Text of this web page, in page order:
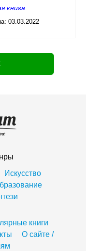
книга
03.03.2022
Искусство
книги
О сайте /